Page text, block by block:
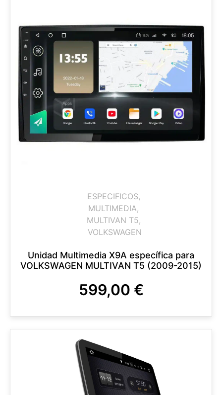
ESPECIFICOS,
MULTIMEDIA,
MULTIVAN T5,
VOLKSWAGEN
Unidad Multimedia X9A específica para
VOLKSWAGEN MULTIVAN T5 (2009-2015)
599,00 €